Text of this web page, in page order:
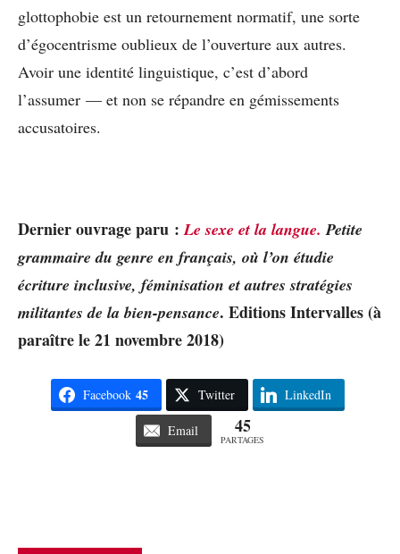
glottophobie est un retournement normatif, une sorte
d’égocentrisme oublieux de l’ouverture aux autres.
Avoir une identité linguistique, c’est d’abord
l’assumer — et non se répandre en gémissements
accusatoires.
Dernier ouvrage paru :Le sexe et la langue. Petite
grammaire du genre en français, où l’on étudie
écriture inclusive, féminisation et autres stratégies
militantes de la bien-pensance. Editions Intervalles (à
paraître le 21 novembre 2018)
Facebook 45 Twitter LinkedIn
Email 45
PARTAGES